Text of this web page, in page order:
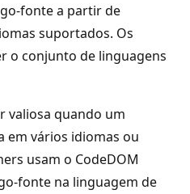
fonte a partir de
suportados. Os
o conjunto de linguagens
valiosa quando um
vários idiomas ou
usam o CodeDOM
fonte na linguagem de